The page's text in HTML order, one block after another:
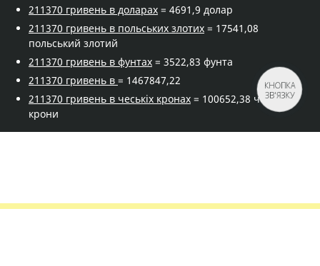
211370 гривень в доларах = 4691,9 долар
211370 гривень в польських злотих = 17541,08
польський злотий
211370 гривень в фунтах = 3522,83 фунта
211370 гривень в = 1467847,22
211370 гривень в чеськіх кронах = 100652,38 чеської
крони
КНОПКА
ЗВ'ЯЗКУ